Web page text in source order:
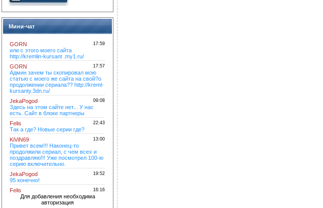
Мини-чат
Для добавления необходима
авторизация